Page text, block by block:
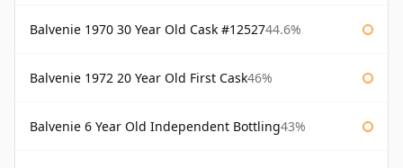
Balvenie 1970 30 Year Old Cask #1252744.6%
Balvenie 1972 20 Year Old First Cask46%
Balvenie 6 Year Old Independent Bottling43%